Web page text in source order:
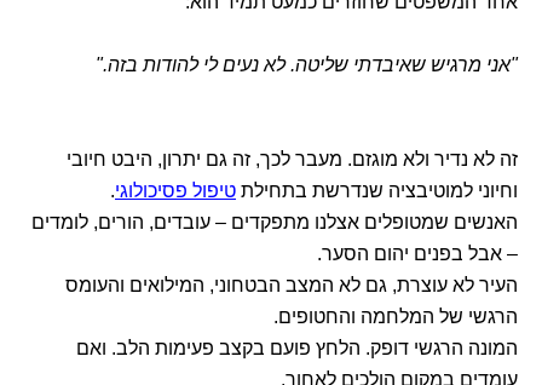
"אני מרגיש שאיבדתי שליטה. לא נעים לי להודות בזה."
זה לא נדיר ולא מוגזם. מעבר לכך, זה גם יתרון, היבט חיובי
וחיוני למוטיבציה שנדרשת בתחילת טיפול פסיכולוגי.
האנשים שמטופלים אצלנו מתפקדים – עובדים, הורים, לומדים
– אבל בפנים יהום הסער.
העיר לא עוצרת, גם לא המצב הבטחוני, המילואים והעומס
הרגשי של המלחמה והחטופים.
המונה הרגשי דופק. הלחץ פועם בקצב פעימות הלב. ואם
עומדים במקום הולכים לאחור.